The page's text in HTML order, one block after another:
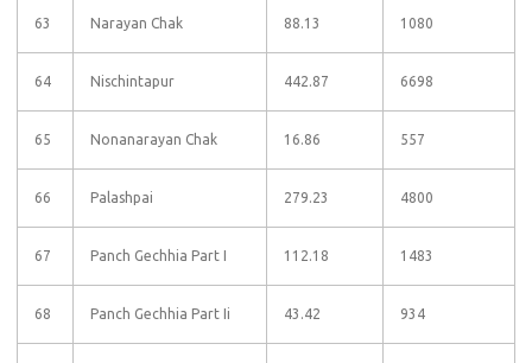
63 Narayan Chak 88.13 1080
64 Nischintapur 442.87 6698
65 Nonanarayan Chak 16.86 557
66 Palashpai 279.23 4800
67 Panch Gechhia Part I 112.18 1483
68 Panch Gechhia Part Ii 43.42 934